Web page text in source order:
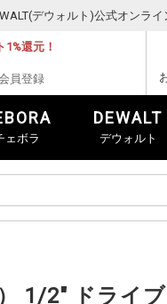
デウォルト)公式オンラ
還元！
員登録
ェボラ
DEWALT
デウォルト
1/2" ドライ